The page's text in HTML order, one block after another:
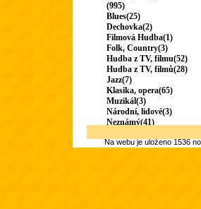
(995)
Blues(25)
Dechovka(2)
Filmová Hudba(1)
Folk, Country(3)
Hudba z TV, filmu(52)
Hudba z TV, filmů(28)
Jazz(7)
Klasika, opera(65)
Muzikál(3)
Národní, lidové(3)
Neznámý(41)
Na webu je uloženo 1536